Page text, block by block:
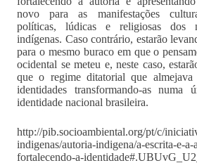
novo para as manifestações
políticas, lúdicas e religiosas dos
indígenas. Caso contrário, estarão
para o mesmo buraco em que o
ocidental se meteu e, neste caso,
que o regime ditatorial que almejava
identidades transformando-as numa
identidade nacional brasileira.
http://pib.socioambiental.org/pt/c/
indigenas/autoria-indigena/a-escrita-e-a-
fortalecendo-a-